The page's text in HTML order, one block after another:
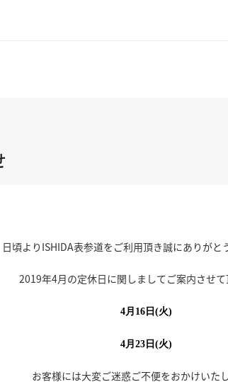
日頃よりISHIDA表参道をご利用頂き誠にありがと
2019年4月の定休日に関しましてご案内させて
4月16日(火)
4月23日(火)
お客様には大変ご迷惑ご不便をおかけいた